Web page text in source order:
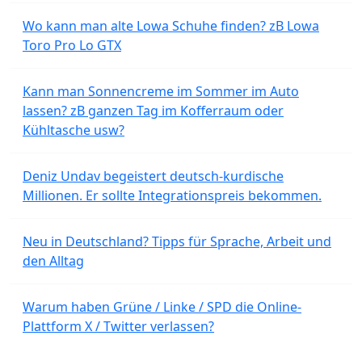
Wo kann man alte Lowa Schuhe finden? zB Lowa
Toro Pro Lo GTX
Kann man Sonnencreme im Sommer im Auto
lassen? zB ganzen Tag im Kofferraum oder
Kühltasche usw?
Deniz Undav begeistert deutsch-kurdische
Millionen. Er sollte Integrationspreis bekommen.
Neu in Deutschland? Tipps für Sprache, Arbeit und
den Alltag
Warum haben Grüne / Linke / SPD die Online-
Plattform X / Twitter verlassen?